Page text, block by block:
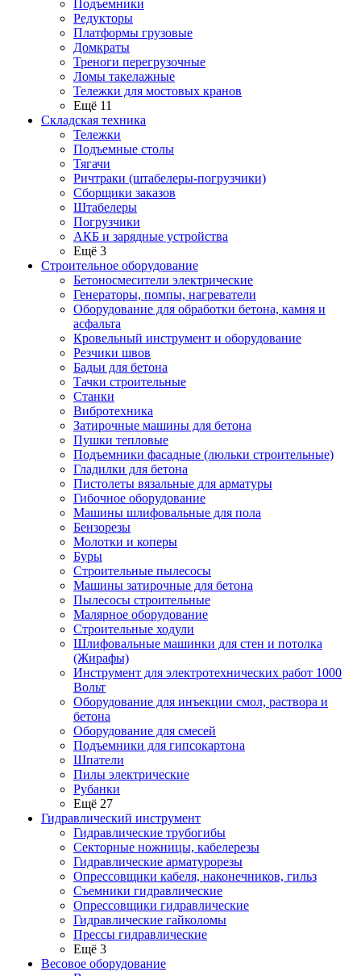
Подъемники
Редукторы
Платформы грузовые
Домкраты
Треноги перегрузочные
Ломы такелажные
Тележки для мостовых кранов
Ещё 11
Складская техника
Тележки
Подъемные столы
Тягачи
Ричтраки (штабелеры-погрузчики)
Сборщики заказов
Штабелеры
Погрузчики
АКБ и зарядные устройства
Ещё 3
Строительное оборудование
Бетоносмесители электрические
Генераторы, помпы, нагреватели
Оборудование для обработки бетона, камня и
асфальта
Кровельный инструмент и оборудование
Резчики швов
Бадьи для бетона
Тачки строительные
Станки
Вибротехника
Затирочные машины для бетона
Пушки тепловые
Подъемники фасадные (люльки строительные)
Гладилки для бетона
Пистолеты вязальные для арматуры
Гибочное оборудование
Машины шлифовальные для пола
Бензорезы
Молотки и коперы
Буры
Строительные пылесосы
Машины затирочные для бетона
Пылесосы строительные
Малярное оборудование
Строительные ходули
Шлифовальные машинки для стен и потолка
(Жирафы)
Инструмент для электротехнических работ 1000
Вольт
Оборудование для инъекции смол, раствора и
бетона
Оборудование для смесей
Подъемники для гипсокартона
Шпатели
Пилы электрические
Рубанки
Ещё 27
Гидравлический инструмент
Гидравлические трубогибы
Секторные ножницы, кабелерезы
Гидравлические арматурорезы
Опрессовщики кабеля, наконечников, гильз
Съемники гидравлические
Опрессовщики гидравлические
Гидравлические гайколомы
Прессы гидравлические
Ещё 3
Весовое оборудование